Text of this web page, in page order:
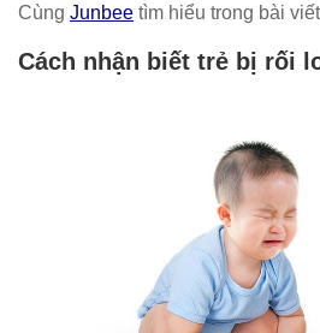
Cùng Junbee tìm hiểu trong bài
Cách nhận biết trẻ bị rối